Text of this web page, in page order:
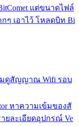
แต่ขนาดไฟล์
ๆ เอาไว้ โหลดบิท Bi
มดูสัญญาณ Wifi รอบ
หาความเข้มของสั
ยละเอียดอุปกรณ์ Ve